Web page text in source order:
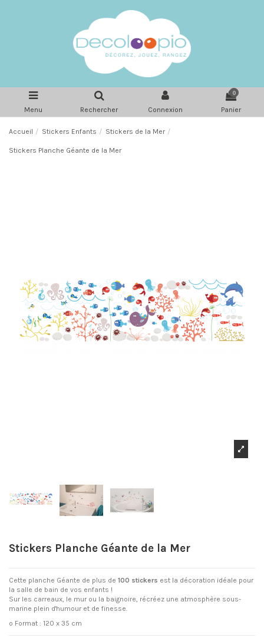
Menu Rechercher Connexion
0
Panier
Accueil Stickers Enfants Stickers de la Mer
Stickers Planche Géante de la Mer
Stickers Planche Géante de la Mer
Cette planche Géante de plus de 100 stickers est la décoration idéale pour
la salle de bain de vos enfants !
Sur les carreaux, le mur ou la baignoire, récréez une atmosphère sous-
marine plein d'humour et de finesse.
o Format : 120 x 35 cm